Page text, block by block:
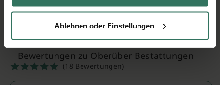
Ablehnen oder Einstellungen
Finanzierung & Bestattungsvorsorgeregelung
Bewertungen zu Oberüber Bestattungen
(18 Bewertungen)